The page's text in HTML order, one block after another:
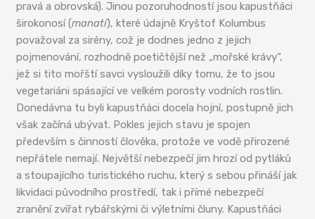
pravá a obrovská). Jinou pozoruhodností jsou kapustňáci
širokonosí (manatí), které údajně Kryštof Kolumbus
považoval za sirény, což je dodnes jedno z jejich
pojmenování, rozhodně poetičtější než „mořské krávy“,
jež si tito mořští savci vysloužili díky tomu, že to jsou
vegetariáni spásající ve velkém porosty vodních rostlin.
Donedávna tu byli kapustňáci docela hojní, postupně jich
však začíná ubývat. Pokles jejich stavu je spojen
především s činností člověka, protože ve vodě přirozené
nepřátele nemají. Největší nebezpečí jim hrozí od pytláků
a stoupajícího turistického ruchu, který s sebou přináší jak
likvidaci původního prostředí, tak i přímé nebezpečí
zranění zvířat rybářskými či výletními čluny. Kapustňáci